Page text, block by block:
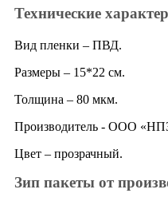
Технические
Вид пленки – ПВД.
Размеры – 15*22 см.
Толщина – 80 мкм.
Производитель - ООО
Цвет – прозрачный.
Зип пакеты от